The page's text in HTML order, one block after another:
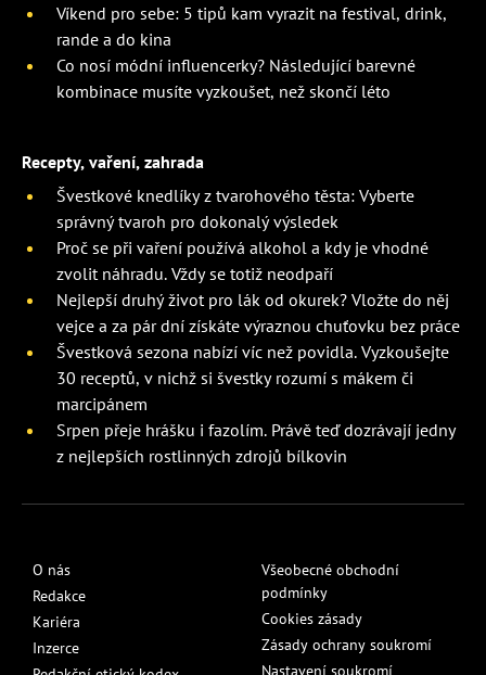
Víkend pro sebe: 5 tipů kam vyrazit na festival, drink,
rande a do kina
Co nosí módní influencerky? Následující barevné
kombinace musíte vyzkoušet, než skončí léto
Recepty, vaření, zahrada
Švestkové knedlíky z tvarohového těsta: Vyberte
správný tvaroh pro dokonalý výsledek
Proč se při vaření používá alkohol a kdy je vhodné
zvolit náhradu. Vždy se totiž neodpaří
Nejlepší druhý život pro lák od okurek? Vložte do něj
vejce a za pár dní získáte výraznou chuťovku bez práce
Švestková sezona nabízí víc než povidla. Vyzkoušejte
30 receptů, v nichž si švestky rozumí s mákem či
marcipánem
Srpen přeje hrášku i fazolím. Právě teď dozrávají jedny
z nejlepších rostlinných zdrojů bílkovin
O nás
Redakce
Kariéra
Inzerce
Všeobecné obchodní
podmínky
Cookies zásady
Zásady ochrany soukromí
Nastavení soukromí